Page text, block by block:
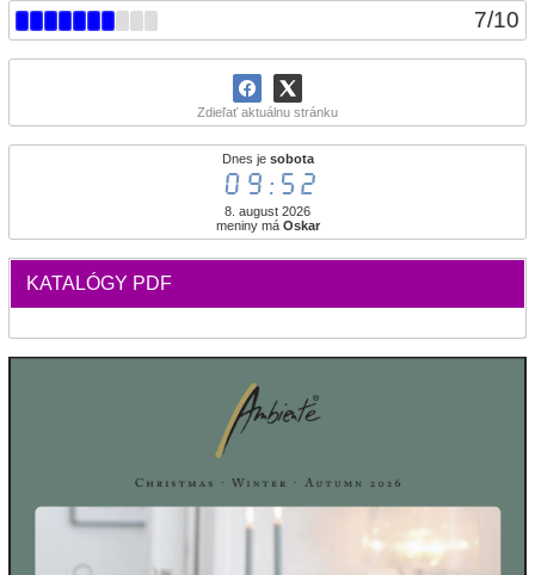
7/10
Zdieľať aktuálnu stránku
Dnes je sobota
09:53
8. august 2026
meniny má Oskar
KATALÓGY PDF